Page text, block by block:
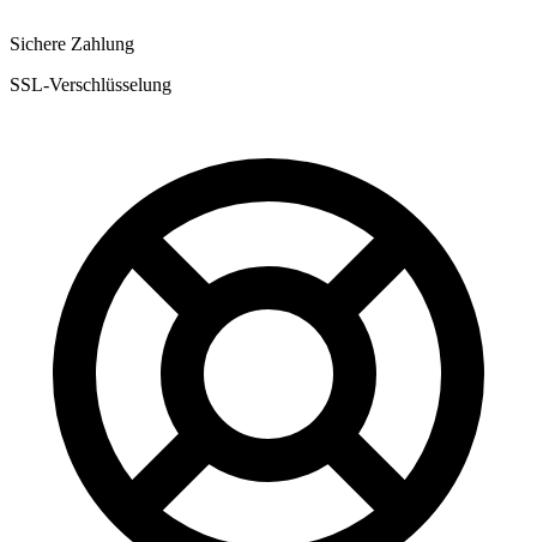
Sichere Zahlung
SSL-Verschlüsselung